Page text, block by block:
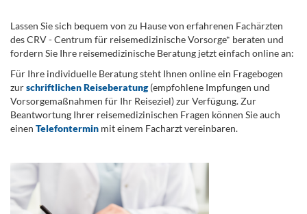
Lassen Sie sich bequem von zu Hause von erfahrenen Fachärzten
des CRV - Centrum für reisemedizinische Vorsorge* beraten und
fordern Sie Ihre reisemedizinische Beratung jetzt einfach online an:
Für Ihre individuelle Beratung steht Ihnen online ein Fragebogen
zurschriftlichen Reiseberatung(empfohlene Impfungen und
Vorsorgemaßnahmen für Ihr Reiseziel) zur Verfügung. Zur
Beantwortung Ihrer reisemedizinischen Fragen können Sie auch
einen Telefontermin mit einem Facharzt vereinbaren.